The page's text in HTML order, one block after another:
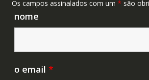
Os campos assinalados com um * são
nome
o email *